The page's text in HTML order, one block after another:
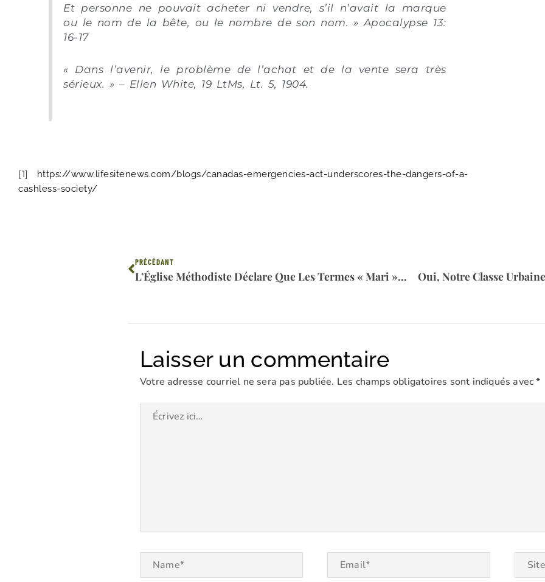
Et personne ne pouvait acheter ni vendre, s’il n’avait la marque
ou le nom de la bête, ou le nombre de son nom. » Apocalypse 13:
16-17
« Dans l’avenir, le problème de l’achat et de la vente sera très
sérieux. » – Ellen White, 19 LtMs, Lt. 5, 1904.
[1] https://www.lifesitenews.com/blogs/canadas-emergencies-act-underscores-the-dangers-of-a-
cashless-society/
Précédent
PRÉCÉDANT
L’Église Méthodiste Déclare Que Les Termes « Mari » Et « Femme » Sont Offensants Oui, Notre Classe
Laisser un commentaire
Votre adresse courriel ne sera pas publiée. Les champs obligatoires sont indiqués avec*
Écrivez
Name* Email*
Site